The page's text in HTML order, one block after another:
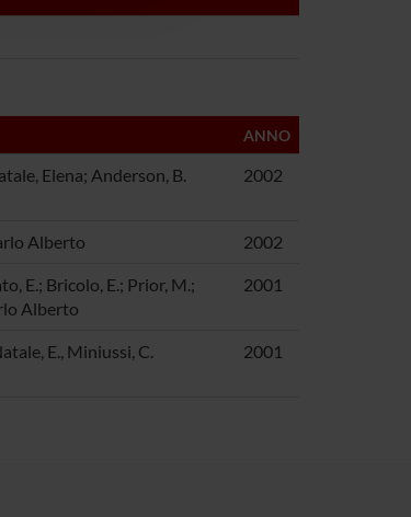
ANNO
Elena; Anderson, B. 2002
Alberto 2002
E.; Bricolo, E.; Prior, M.;
Alberto
2001
E., Miniussi, C. 2001